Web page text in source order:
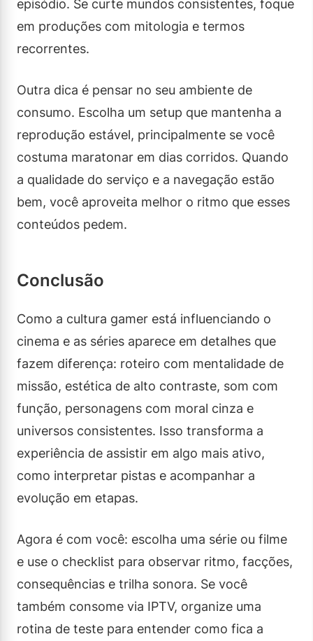
episódio. Se curte mundos consistentes, foque
em produções com mitologia e termos
recorrentes.
Outra dica é pensar no seu ambiente de
consumo. Escolha um setup que mantenha a
reprodução estável, principalmente se você
costuma maratonar em dias corridos. Quando
a qualidade do serviço e a navegação estão
bem, você aproveita melhor o ritmo que esses
conteúdos pedem.
Conclusão
Como a cultura gamer está influenciando o
cinema e as séries aparece em detalhes que
fazem diferença: roteiro com mentalidade de
missão, estética de alto contraste, som com
função, personagens com moral cinza e
universos consistentes. Isso transforma a
experiência de assistir em algo mais ativo,
como interpretar pistas e acompanhar a
evolução em etapas.
Agora é com você: escolha uma série ou filme
e use o checklist para observar ritmo, facções,
consequências e trilha sonora. Se você
também consome via IPTV, organize uma
rotina de teste para entender como fica a